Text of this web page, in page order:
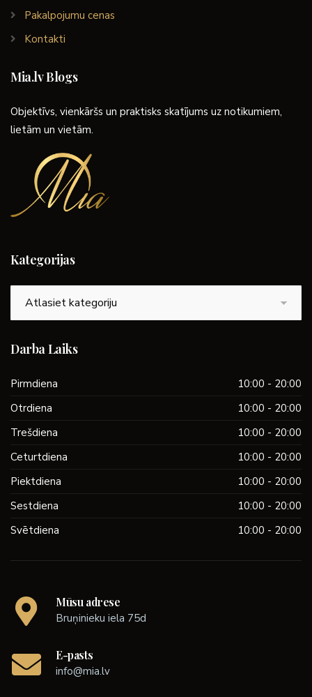
Pakalpojumu cenas
Kontakti
Mia.lv Blogs
Objektīvs, vienkāršs un praktisks skatījums uz notikumiem,
lietām un vietām.
Kategorijas
Darba Laiks
Pirmdiena
10:00 - 20:00
Otrdiena
10:00 - 20:00
Trešdiena
10:00 - 20:00
Ceturtdiena
10:00 - 20:00
Piektdiena
10:00 - 20:00
Sestdiena
10:00 - 20:00
Svētdiena
10:00 - 20:00
Mūsu adrese
Bruņinieku iela 75d
E-pasts
info@mia.lv